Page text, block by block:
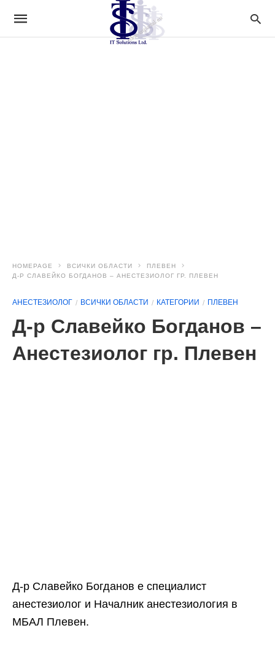
HOMEPAGE ВСИЧКИ ОБЛАСТИ
ПЛЕВЕН
Д-Р СЛАВЕЙКО БОГДАНОВ – АНЕСТЕЗИОЛОГ ГР. ПЛЕВЕН
АНЕСТЕЗИОЛОГ ВСИЧКИ ОБЛАСТИ КАТЕГОРИИ ПЛЕВЕН
Д-р Славейко Богданов –
Анестезиолог гр. Плевен
Д-р Славейко Богданов е специалист
анестезиолог и Началник анестезиология в
МБАЛ Плевен.